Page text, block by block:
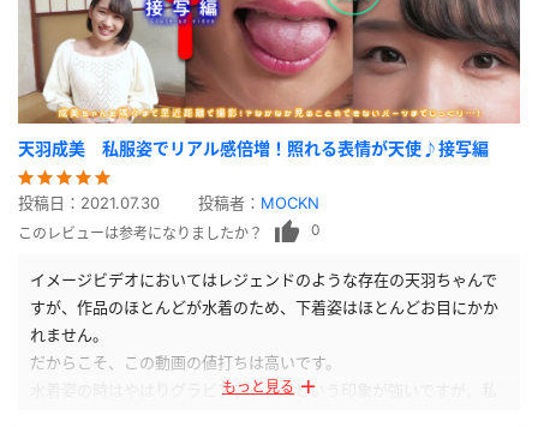
天羽成美 私服姿でリアル感倍増！照れる表情が天使♪接写編
投稿日： 2021.07.30 投稿者： MOCKN
このレビューは参考になりましたか？ 0
イメージビデオにおいてはレジェンドのような存在の天羽ちゃんで
すが、作品のほとんどが水着のため、下着姿はほとんどお目にかか
れません。
だからこそ、この動画の値打ちは高いです。
水着姿の時はやはりグラビアアイドルという印象が強いですが、私
もっと見る